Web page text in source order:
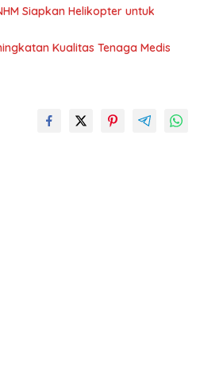
Siapkan Helikopter untuk
Kualitas Tenaga Medis